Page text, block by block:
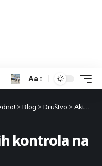
Aa
> Blog > Društvo > Aktuelnosti
kontrola na